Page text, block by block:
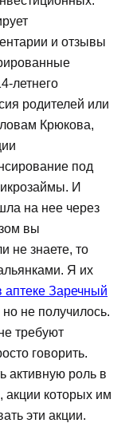
и отзывы
летнего
родителей или
Крюкова,
под
И
на нее через
вы
не знаете, то
Я их
аптеке Заречный
не получилось.
требуют
говорить.
активную роль в
акции которых им
эти акции.